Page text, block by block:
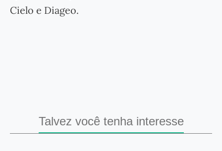
Cielo e Diageo.
Talvez você tenha interesse